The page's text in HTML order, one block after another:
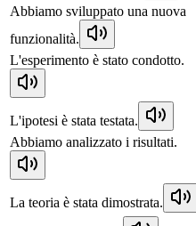
Abbiamo sviluppato una nuova
funzionalità.
L'esperimento è stato condotto.
L'ipotesi è stata testata.
Abbiamo analizzato i risultati.
La teoria è stata dimostrata.